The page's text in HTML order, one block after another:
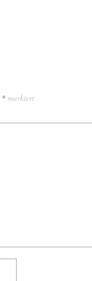
* markiert